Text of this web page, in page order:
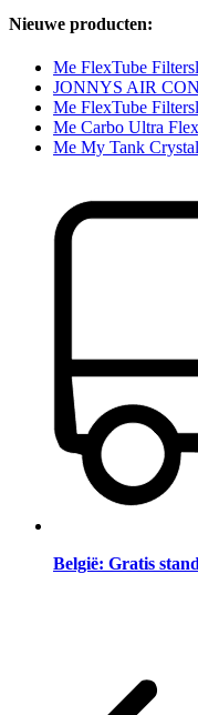
Nieuwe producten:
Me FlexTube
JONNYS AIR
Me FlexTube
Me Carbo Ultra
Me My Tank Crystal
België: Gratis